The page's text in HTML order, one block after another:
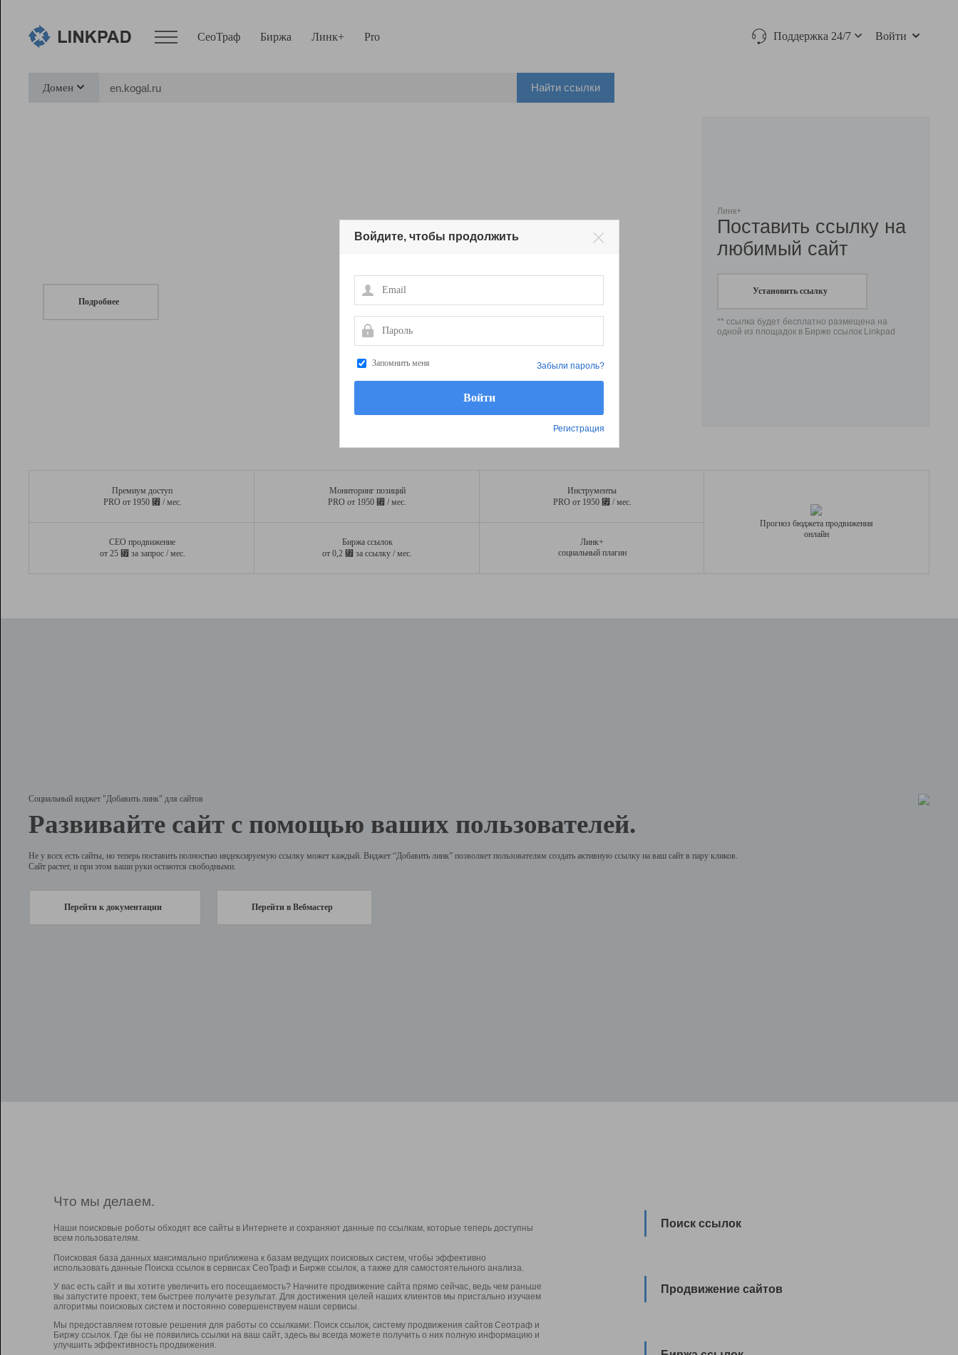
СеоТраф Биржа Линк+ Pro Поддержка 24/7 Войти
Домен Найти ссылки
Подробнее
Линк+
Поставить ссылку на
любимый сайт
Установить ссылку
** ссылка будет бесплатно размещена на
одной из площадок в Бирже ссылок Linkpad
Премиум доступ
PRO от 1950 ⃏ / мес.
Мониторинг позиций
PRO от 1950 ⃏ / мес.
Инструменты
PRO от 1950 ⃏ / мес.
СЕО продвижение
от 25 ⃏ за запрос / мес.
Биржа ссылок
от 0,2 ⃏ за ссылку / мес.
Линк+
социальный плагин
Прогноз бюджета продвижения
онлайн
Социальный виджет "Добавить линк" для сайтов
Развивайте сайт с помощью ваших пользователей.
Не у всех есть сайты, но теперь поставить полностью индексируемую ссылку может каждый. Виджет “Добавить линк” позволяет пользователям создать активную ссылку на ваш сайт в пару кликов.
Сайт растет, и при этом ваши руки остаются свободными.
Перейти к документации Перейти в Вебмастер
Что мы делаем.
Наши поисковые роботы обходят все сайты в Интернете и сохраняют данные по ссылкам, которые теперь доступны
всем пользователям.
Поисковая база данных максимально приближена к базам ведущих поисковых систем, чтобы эффективно
использовать данные Поиска ссылок в сервисах СеоТраф и Бирже ссылок, а также для самостоятельного анализа.
У вас есть сайт и вы хотите увеличить его посещаемость? Начните продвижение сайта прямо сейчас, ведь чем раньше
вы запустите проект, тем быстрее получите результат. Для достижения целей наших клиентов мы пристально изучаем
алгоритмы поисковых систем и постоянно совершенствуем наши сервисы.
Мы предоставляем готовые решения для работы со ссылками: Поиск ссылок, систему продвижения сайтов Сеотраф и
Биржу ссылок. Где бы не появились ссылки на ваш сайт, здесь вы всегда можете получить о них полную информацию и
улучшить эффективность продвижения.
Поиск ссылок
Продвижение сайтов
Войдите, чтобы продолжить
Email
Пароль
Запомнить меня
Регистрация
Забыли пароль?